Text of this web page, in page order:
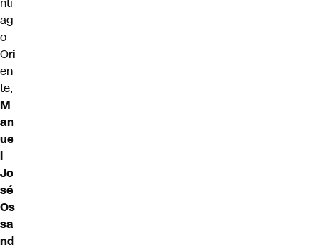
ag
o
Ori
en
te,
M
an
ue
l
Jo
sé
Os
sa
nd